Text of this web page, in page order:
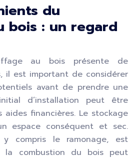
du
bois : un regard
au bois présente de
il est important de considérer
avant de prendre une
d’installation peut être
aides financières. Le stockage
espace conséquent et sec.
y compris le ramonage, est
la combustion du bois peut